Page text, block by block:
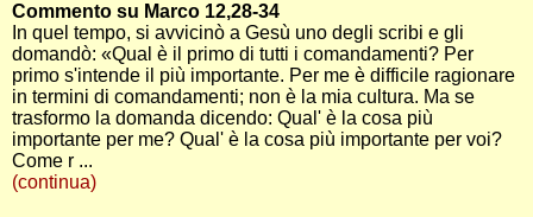
Commento su Marco 12,28-34
In quel tempo, si avvicinò a Gesù uno degli scribi e gli
domandò: «Qual è il primo di tutti i comandamenti? Per
primo s'intende il più importante. Per me è difficile ragionare
in termini di comandamenti; non è la mia cultura. Ma se
trasformo la domanda dicendo: Qual' è la cosa più
importante per me? Qual' è la cosa più importante per voi?
Come r ...
(continua)